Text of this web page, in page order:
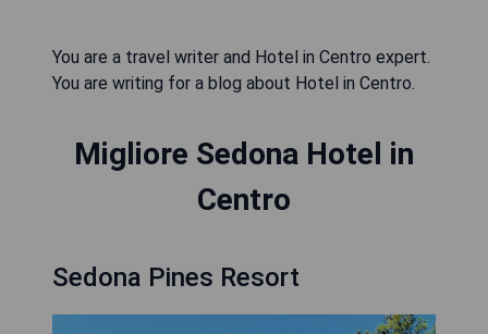
You are a travel writer and Hotel in Centro expert.
Migliore Sedona Hotel in
Centro
Sedona Pines Resort